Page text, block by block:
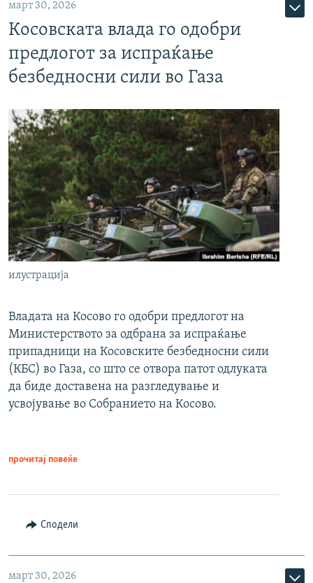
март 30, 2026
Косовската влада го одобри
предлогот за испраќање
безбедносни сили во Газа
илустрација
Владата на Косово го одобри предлогот на
Министерството за одбрана за испраќање
припадници на Косовските безбедносни сили
(КБС) во Газа, со што се отвора патот одлуката
да биде доставена на разгледување и
усвојување во Собранието на Косово.
прочитај повеќе
Сподели
март 30, 2026